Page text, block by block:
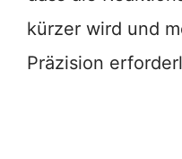
kürzer wird und
Präzision